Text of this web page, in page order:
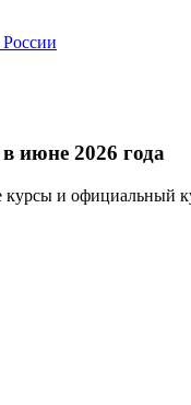
июне 2026 года
курсы и официальный